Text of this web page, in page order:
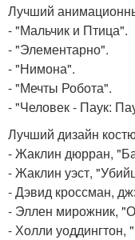
Лучший
- "Мальчик и Птица".
- "Элементарно".
- "Нимона".
- "Мечты Робота".
- "Человек - Паук:
Лучший дизайн
- Жаклин дюрран,
- Жаклин уэст,
- Дэвид кроссман,
- Эллен мирожник,
- Холли